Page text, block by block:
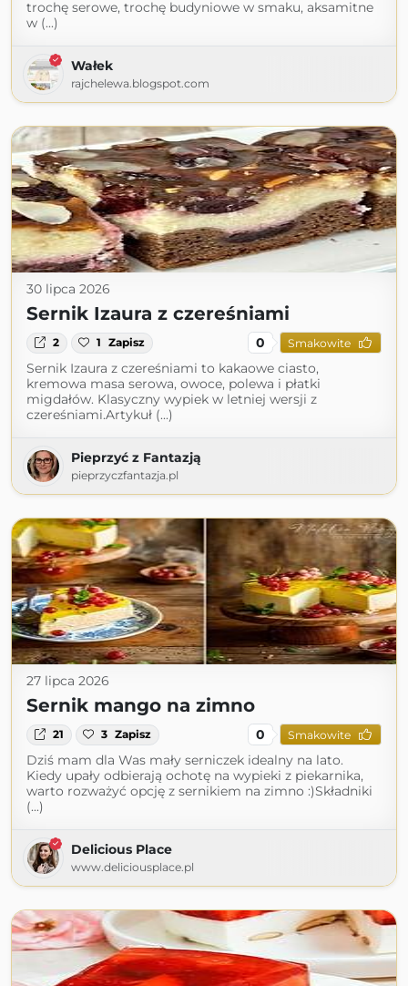
trochę serowe, trochę budyniowe w smaku, aksamitne
w (...)
Wałek
rajchelewa.blogspot.com
30 lipca 2026
Sernik Izaura z czereśniami
2 1 Zapisz 0 Smakowite
Sernik Izaura z czereśniami to kakaowe ciasto,
kremowa masa serowa, owoce, polewa i płatki
migdałów. Klasyczny wypiek w letniej wersji z
czereśniami.Artykuł (...)
Pieprzyć z Fantazją
pieprzyczfantazja.pl
27 lipca 2026
Sernik mango na zimno
21 3 Zapisz 0 Smakowite
Dziś mam dla Was mały serniczek idealny na lato.
Kiedy upały odbierają ochotę na wypieki z piekarnika,
warto rozważyć opcję z sernikiem na zimno :)Składniki
(...)
Delicious Place
www.deliciousplace.pl